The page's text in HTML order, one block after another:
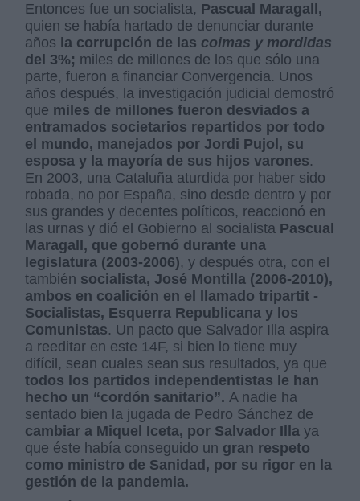
Entonces fue un socialista, Pascual Maragall,
quien se había hartado de denunciar durante
años la corrupción de las coimas y mordidas
del 3%; miles de millones de los que sólo una
parte, fueron a financiar Convergencia. Unos
años después, la investigación judicial demostró
que miles de millones fueron desviados a
entramados societarios repartidos por todo
el mundo, manejados por Jordi Pujol, su
esposa y la mayoría de sus hijos varones.
En 2003, una Cataluña aturdida por haber sido
robada, no por España, sino desde dentro y por
sus grandes y decentes políticos, reaccionó en
las urnas y dió el Gobierno al socialista Pascual
Maragall, que gobernó durante una
legislatura (2003-2006), y después otra, con el
también socialista, José Montilla (2006-2010),
ambos en coalición en el llamado tripartit -
Socialistas, Esquerra Republicana y los
Comunistas. Un pacto que Salvador Illa aspira
a reeditar en este 14F, si bien lo tiene muy
difícil, sean cuales sean sus resultados, ya que
todos los partidos independentistas le han
hecho un “cordón sanitario”.A nadie ha
sentado bien la jugada de Pedro Sánchez de
cambiar a Miquel Iceta, por Salvador Illa ya
que éste había conseguido un gran respeto
como ministro de Sanidad, por su rigor en la
gestión de la pandemia.